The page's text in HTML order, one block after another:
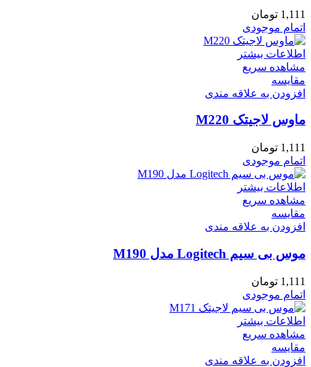
1,111 تومان
اتمام موجودی
اطلاعات بیشتر
مشاهده سریع
مقایسه
افزودن به علاقه مندی
ماوس لاجیتک M220
1,111 تومان
اتمام موجودی
اطلاعات بیشتر
مشاهده سریع
مقایسه
افزودن به علاقه مندی
موس بی سیم Logitech مدل M190
1,111 تومان
اتمام موجودی
اطلاعات بیشتر
مشاهده سریع
مقایسه
افزودن به علاقه مندی